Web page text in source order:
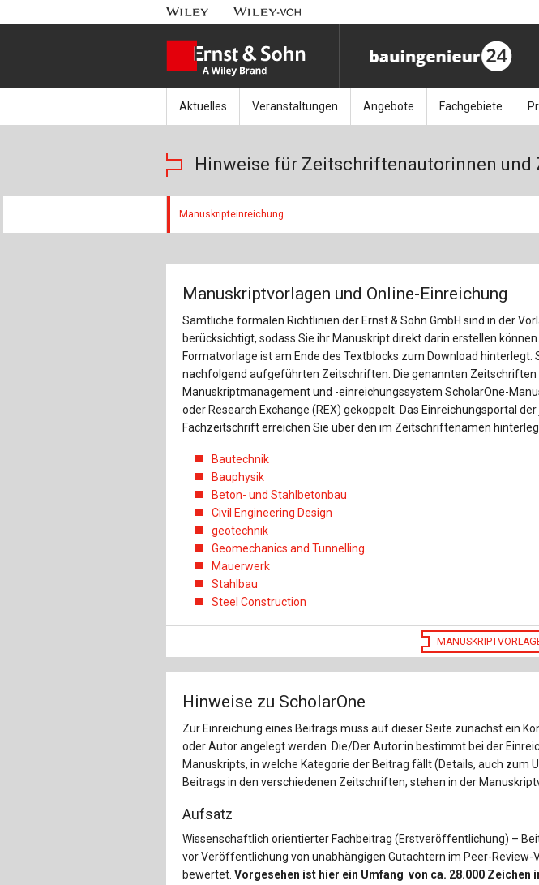
Aktuelles
Erscheint in Kürze
Veranstaltungen
Symposium Ingenieurbaukunst (26.11.26)
Veranstaltungskalender
Angebote Fachgebiete
Bauphysik
Baustoffe
Hinweise für Zeitschriftenautorinnen
Manuskripteinreichung
Manuskriptvorlagen und Online-Einreichung
Sämtliche formalen Richtlinien der Ernst & Sohn GmbH sind in der
berücksichtigt, sodass Sie ihr Manuskript direkt darin erstellen
Formatvorlage ist am Ende des Textblocks zum Download hinterlegt.
nachfolgend aufgeführten Zeitschriften. Die genannten Zeitschriften
Manuskriptmanagement und -einreichungssystem ScholarOne-
oder Research Exchange (REX) gekoppelt. Das Einreichungsportal
Fachzeitschrift erreichen Sie über den im Zeitschriftenamen
Bautechnik
Bauphysik
Beton- und Stahlbetonbau
Civil Engineering Design
geotechnik
Geomechanics and Tunnelling
Mauerwerk
Stahlbau
Steel Construction
Hinweise zu ScholarOne
Zur Einreichung eines Beitrags muss auf dieser Seite zunächst ein
oder Autor angelegt werden. Die/Der Autor:in bestimmt bei der
Manuskripts, in welche Kategorie der Beitrag fällt (Details, auch zum
Beitrags in den verschiedenen Zeitschriften, stehen in der
Aufsatz
Wissenschaftlich orientierter Fachbeitrag (Erstveröffentlichung) –
vor Veröffentlichung von unabhängigen Gutachtern im Peer-Review-
bewertet.Vorgesehen ist hier ein Umfang von ca. 28.000 Zeichen